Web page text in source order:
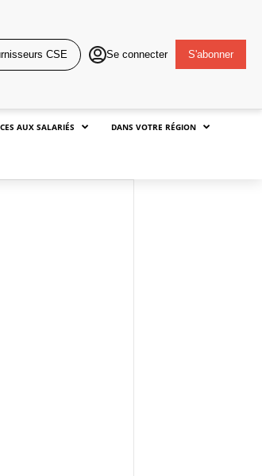
CSE Se connecter S'abonner
AUX SALARIÉS DANS VOTRE RÉGION